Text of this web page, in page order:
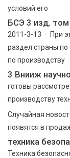
условий его
БСЭ 3 изд.
2011-3-13 · При
раздел страны
по производству
3 Внииж
готовы
производству
Случайная
появятся в
техника
Техника